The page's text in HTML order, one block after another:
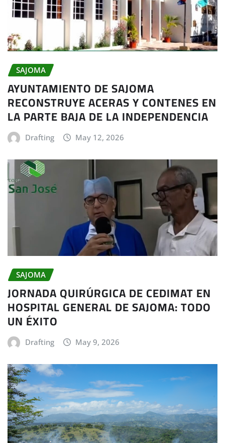
SAJOMA
AYUNTAMIENTO DE SAJOMA
RECONSTRUYE ACERAS Y CONTENES EN
LA PARTE BAJA DE LA INDEPENDENCIA
Drafting May 12, 2026
SAJOMA
JORNADA QUIRÚRGICA DE CEDIMAT EN
HOSPITAL GENERAL DE SAJOMA: TODO
UN ÉXITO
Drafting May 9, 2026